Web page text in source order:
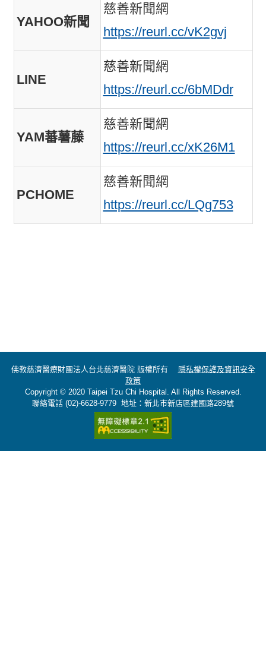
YAHOO新聞
慈善新聞網
https://reurl.cc/vK2gvj
LINE
慈善新聞網
https://reurl.cc/6bMDdr
YAM蕃薯藤
慈善新聞網
https://reurl.cc/xK26M1
PCHOME
慈善新聞網
https://reurl.cc/LQg753
佛教慈濟醫療財團法人台北慈濟醫院 版權所有 隱私權保護及資訊安全
政策
Copyright © 2020 Taipei Tzu Chi Hospital. All Rights Reserved.
聯絡電話 (02)-6628-9779 地址：新北市新店區建國路289號